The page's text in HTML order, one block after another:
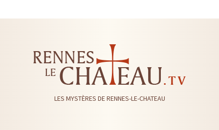
LES MYSTÈRES DE RENNES-LE-CHATEAU